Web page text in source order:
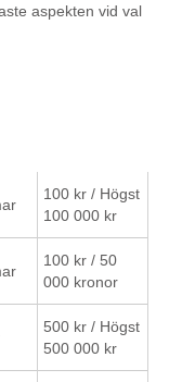
aspekten vid val
100 kr / Högst
100 000 kr
100 kr / 50
000 kronor
500 kr / Högst
500 000 kr